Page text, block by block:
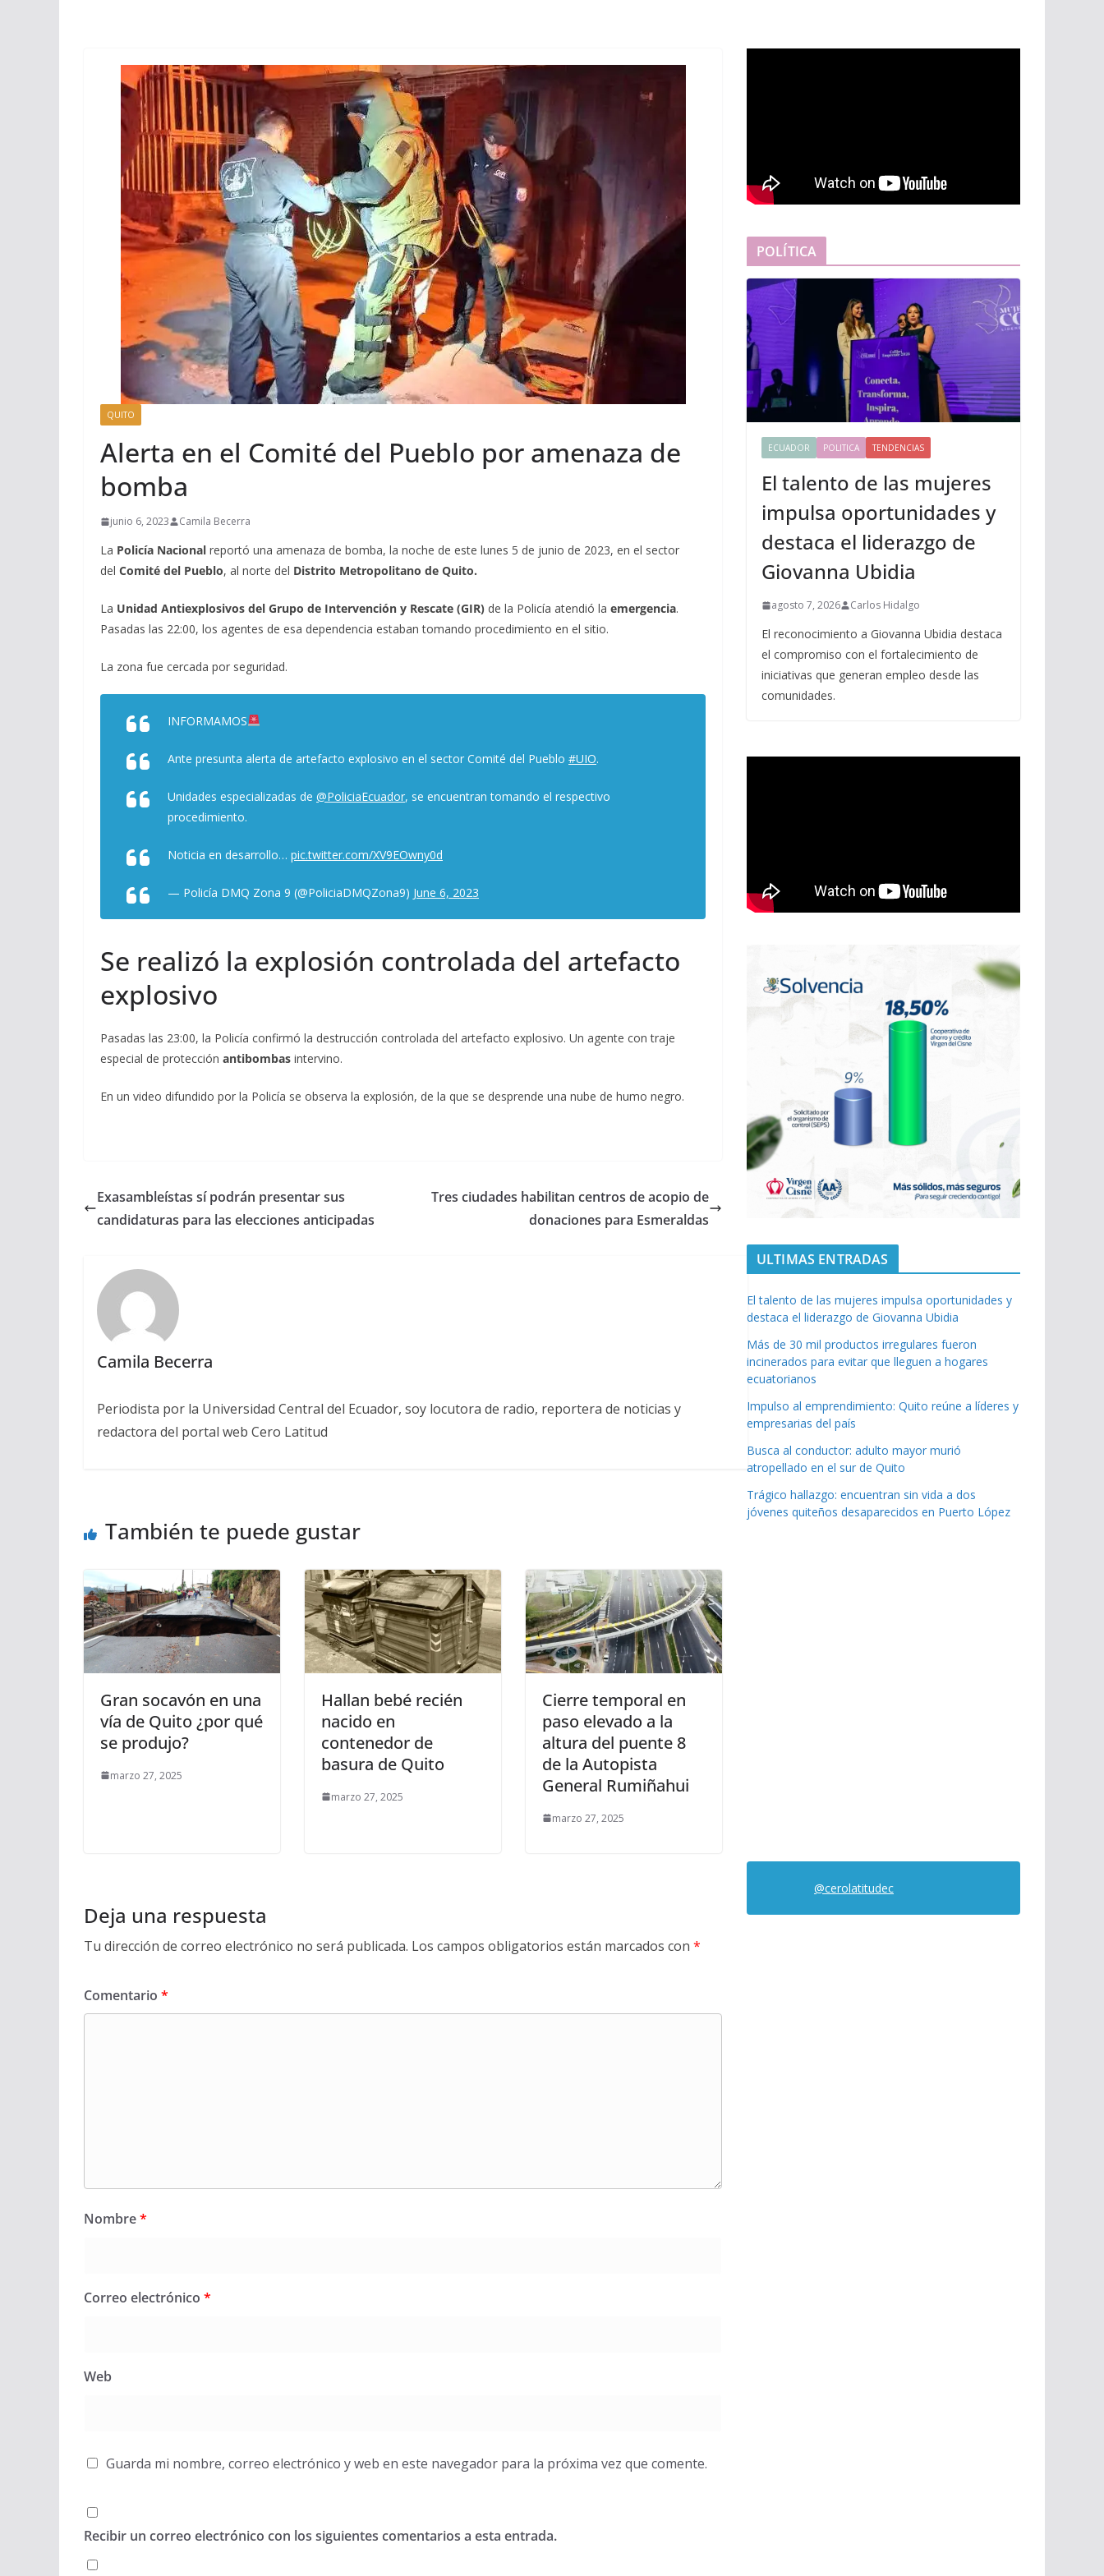
QUITO
Alerta en el Comité del Pueblo por amenaza de
bomba
junio 6, 2023 Camila Becerra
La Policía Nacional reportó una amenaza de bomba, la noche de este lunes 5 de junio de 2023, en el sector
del Comité del Pueblo, al norte del Distrito Metropolitano de Quito.
La Unidad Antiexplosivos del Grupo de Intervención y Rescate (GIR) de la Policía atendió la emergencia.
Pasadas las 22:00, los agentes de esa dependencia estaban tomando procedimiento en el sitio.
La zona fue cercada por seguridad.
INFORMAMOS
Ante presunta alerta de artefacto explosivo en el sector Comité del Pueblo #UIO.
Unidades especializadas de @PoliciaEcuador, se encuentran tomando el respectivo
procedimiento.
Noticia en desarrollo… pic.twitter.com/XV9EOwny0d
— Policía DMQ Zona 9 (@PoliciaDMQZona9) June 6, 2023
Se realizó la explosión controlada del artefacto
explosivo
Pasadas las 23:00, la Policía confirmó la destrucción controlada del artefacto explosivo. Un agente con traje
especial de protección antibombas intervino.
En un video difundido por la Policía se observa la explosión, de la que se desprende una nube de humo negro.
Exasambleístas sí podrán presentar sus
candidaturas para las elecciones anticipadas
Tres ciudades habilitan centros de acopio de
donaciones para Esmeraldas
Camila Becerra
Periodista por la Universidad Central del Ecuador, soy locutora de radio, reportera de noticias y
redactora del portal web Cero Latitud
También te puede gustar
Gran socavón en una
vía de Quito ¿por qué
se produjo?
marzo 27, 2025
Hallan bebé recién
nacido en
contenedor de
basura de Quito
marzo 27, 2025
Cierre temporal en
paso elevado a la
altura del puente 8
de la Autopista
General Rumiñahui
marzo 27, 2025
Deja una respuesta
Tu dirección de correo electrónico no será publicada. Los campos obligatorios están marcados con *
Comentario *
Nombre*
Correo electrónico *
Web
Guarda mi nombre, correo electrónico y web en este navegador para la próxima vez que comente.
Recibir un correo electrónico con los siguientes comentarios a esta entrada.
POLÍTICA
ECUADOR POLITICA TENDENCIAS
El talento de las mujeres
impulsa oportunidades y
destaca el liderazgo de
Giovanna Ubidia
agosto 7, 2026 Carlos Hidalgo
El reconocimiento a Giovanna Ubidia destaca
el compromiso con el fortalecimiento de
iniciativas que generan empleo desde las
comunidades.
ULTIMAS ENTRADAS
El talento de las mujeres impulsa oportunidades y
destaca el liderazgo de Giovanna Ubidia
Más de 30 mil productos irregulares fueron
incinerados para evitar que lleguen a hogares
ecuatorianos
Impulso al emprendimiento: Quito reúne a líderes y
empresarias del país
Busca al conductor: adulto mayor murió
atropellado en el sur de Quito
Trágico hallazgo: encuentran sin vida a dos
jóvenes quiteños desaparecidos en Puerto López
@cerolatitudec